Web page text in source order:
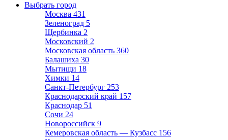
Выбрать город
Москва 431
Зеленоград 5
Щербинка 2
Московский 2
Московская область 360
Балашиха 30
Мытищи 18
Химки 14
Санкт-Петербург 253
Краснодарский край 157
Краснодар 51
Сочи 24
Новороссийск 9
Кемеровская область — Кузбасс 156